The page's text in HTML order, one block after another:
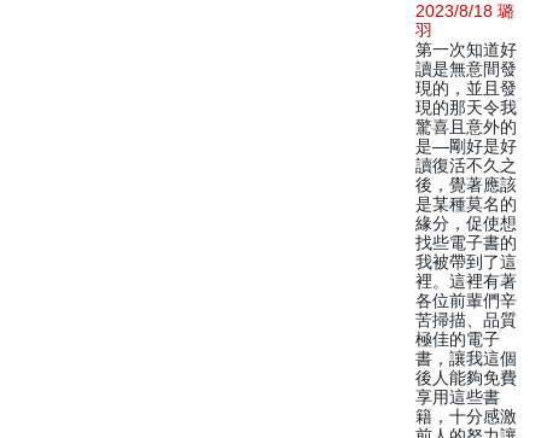
2023/8/18 璐
羽
第一次知道好
讀是無意間發
現的，並且發
現的那天令我
驚喜且意外的
是—剛好是好
讀復活不久之
後，覺著應該
是某種莫名的
緣分，促使想
找些電子書的
我被帶到了這
裡。這裡有著
各位前輩們辛
苦掃描、品質
極佳的電子
書，讓我這個
後人能夠免費
享用這些書
籍，十分感激